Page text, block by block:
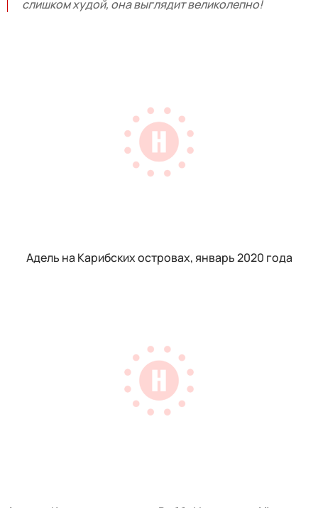
слишком худой, она выглядит великолепно!
Адель на Карибских островах, январь 2020 года